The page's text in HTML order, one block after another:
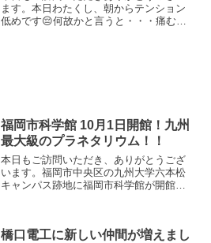
ます。本日わたくし、朝からテンション
低めです😔何故かと言うと・・・痛むん
福岡市科学館 10月1日開館！九州
最大級のプラネタリウム！！
本日もご訪問いただき、ありがとうござ
います。福岡市中央区の九州大学六本松
キャンパス跡地に福岡市科学館が開館し
ました。プラネタリ...
橋口電工に新しい仲間が増えまし